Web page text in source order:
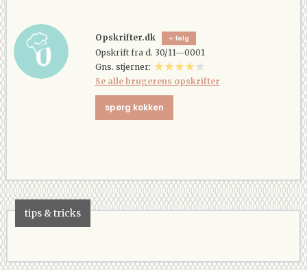
Opskrifter.dk følg
Opskrift fra d. 30/11--0001
Gns. stjerner:
Se alle brugerens opskrifter
spørg kokken
tips & tricks